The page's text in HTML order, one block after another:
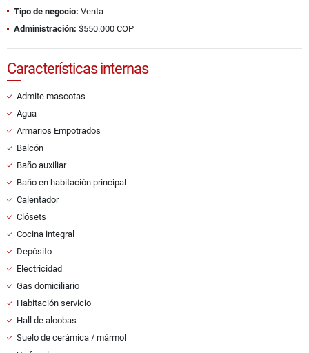
Tipo de negocio: Venta
Administración: $550.000 COP
Características internas
Admite mascotas
Agua
Armarios Empotrados
Balcón
Baño auxiliar
Baño en habitación principal
Calentador
Clósets
Cocina integral
Depósito
Electricidad
Gas domiciliario
Habitación servicio
Hall de alcobas
Suelo de cerámica / mármol